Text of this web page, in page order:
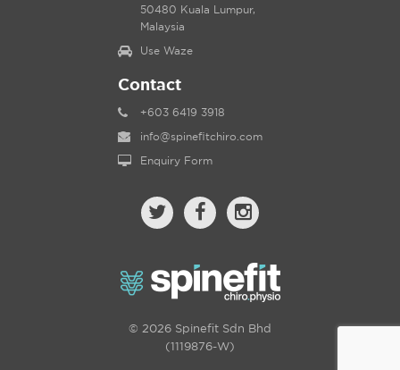
50480 Kuala Lumpur,
Malaysia
Use Waze
Contact
+603 6419 3918
info@spinefitchiro.com
Enquiry Form
© 2026 Spinefit Sdn Bhd
(1119876-W)